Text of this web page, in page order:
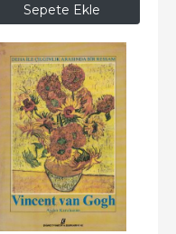
Sepete Ekle